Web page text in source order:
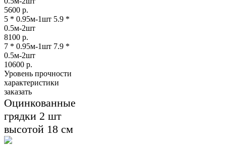
5600 р.
5 * 0.95м-1шт 5.9 *
0.5м-2шт
8100 р.
7 * 0.95м-1шт 7.9 *
0.5м-2шт
10600 р.
Уровень прочности
характеристики
заказать
Оцинкованные
грядки 2 шт
высотой 18 см